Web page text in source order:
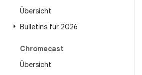
Übersicht
Bulletins für 2026
Chromecast
Übersicht